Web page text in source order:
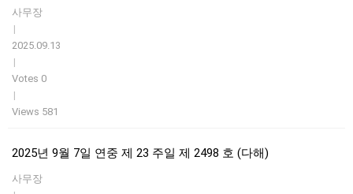
사무장
|
2025.09.13
|
Votes 0
|
Views 581
2025년 9월 7일 연중 제 23 주일 제 2498 호 (다해)
사무장